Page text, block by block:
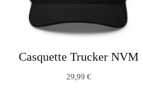
Casquette Trucker NVM
29,99 €